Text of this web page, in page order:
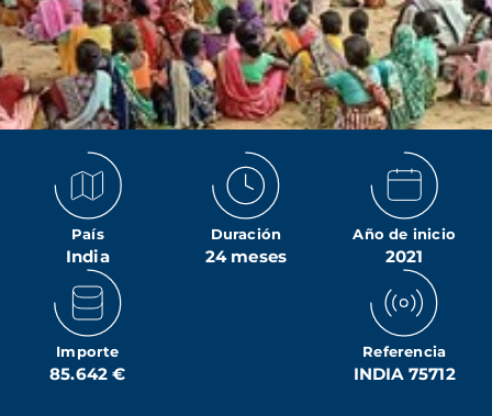
País
India
Duración
24 meses
Año de inicio
2021
Importe
85.642 €
Referencia
INDIA 75712